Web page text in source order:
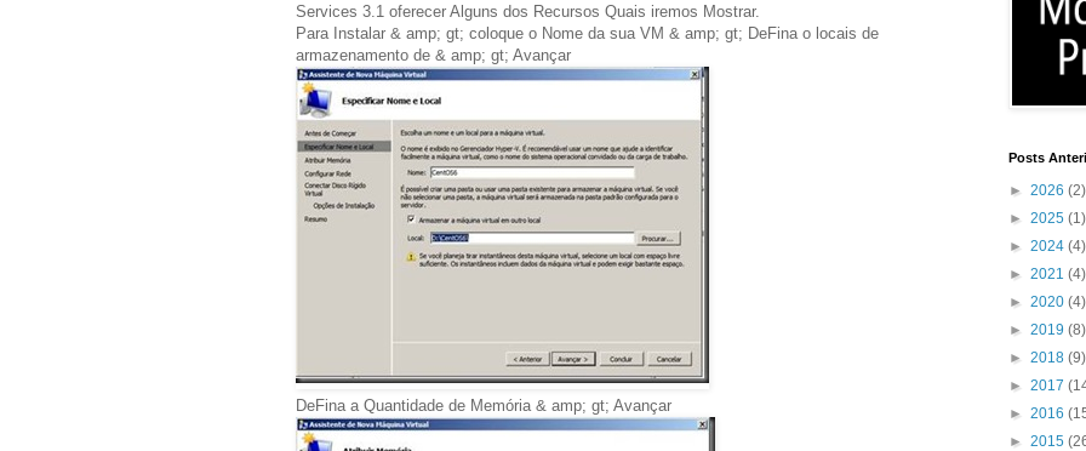
Services 3.1 oferecer Alguns dos Recursos Quais iremos Mostrar.
Para Instalar & amp; gt; coloque o Nome da sua VM & amp; gt; DeFina o locais de
armazenamento de & amp; gt; Avançar
DeFina a Quantidade de Memória & amp; gt; Avançar
Posts
► 2026 (2)
► 2025 (1)
► 2024 (4)
► 2021 (4)
► 2020 (4)
► 2019 (8)
► 2018 (9)
► 2017
► 2016
► 2015